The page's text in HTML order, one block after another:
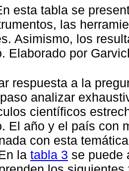
esta tabla se
las
Asimismo, los
Elaborado por
respuesta a la
analizar
científicos
El año y el país con
con esta
la tabla 3 se puede